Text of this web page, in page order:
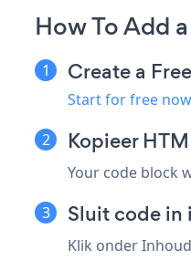
How To Add
Create a
Start for free now
Kopieer
Your code block
Sluit code
Klik onder